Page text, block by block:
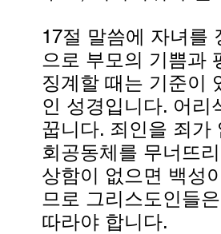
17절 말씀에 자녀를
으로 부모의 기쁨과
징계할 때는 기준이
인 성경입니다. 어리
꿉니다. 죄인을 죄가
회공동체를 무너뜨
상함이 없으면 백성
므로 그리스도인들
따라야 합니다.